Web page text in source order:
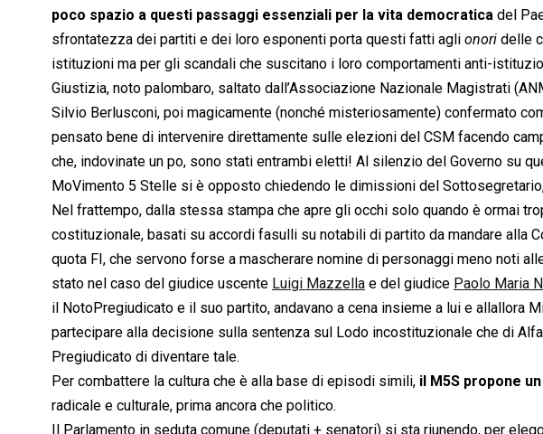
poco spazio a questi passaggi essenziali per la vita democratica del
sfrontatezza dei partiti e dei loro esponenti porta questi fatti agli  onori 
istituzioni ma per gli scandali che suscitano i loro comportamenti anti-
Giustizia, noto palombaro, saltato dall’Associazione Nazionale Magistrati
Silvio Berlusconi, poi magicamente (nonché misteriosamente) confermato
pensato bene di intervenire direttamente sulle elezioni del CSM facendo
che, indovinate un po, sono stati entrambi eletti! Al silenzio del Governo su
MoVimento 5 Stelle si è opposto chiedendo le dimissioni del
Nel frattempo, dalla stessa stampa che apre gli occhi solo quando è ormai
costituzionale, basati su accordi fasulli su notabili di partito da mandare alla
quota FI, che servono forse a mascherare nomine di personaggi meno noti
stato nel caso del giudice uscente Luigi Mazzella e del giudice Paolo Maria
il NotoPregiudicato e il suo partito, andavano a cena insieme a lui e allallora
partecipare alla decisione sulla sentenza sul Lodo incostituzionale che di
Pregiudicato di diventare tale.
Per combattere la cultura che è alla base di episodi simili, il M5S propone
radicale e culturale, prima ancora che politico.
Il Parlamento in seduta comune (deputati + senatori) si sta riunendo, per